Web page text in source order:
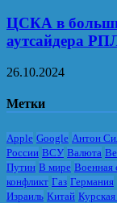
ЦСКА в
аутсайдера
26.10.2024
Метки
Apple Google Антон
России ВСУ Валюта
Путин В мире Военная
конфликт Газ Германия
Израиль Китай